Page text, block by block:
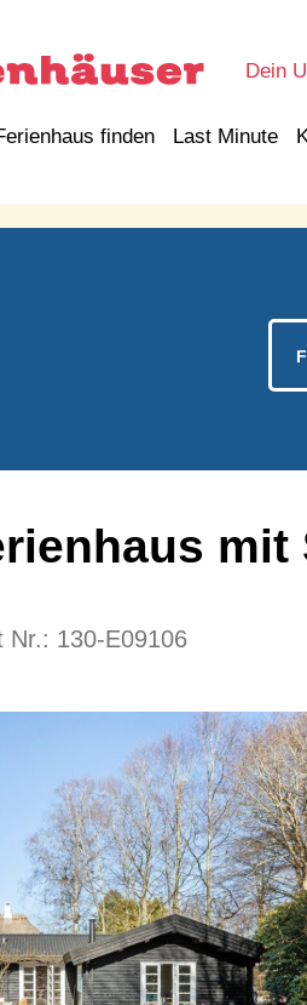
Dein
finden Last Minute
mit
Nr.: 130-E09106